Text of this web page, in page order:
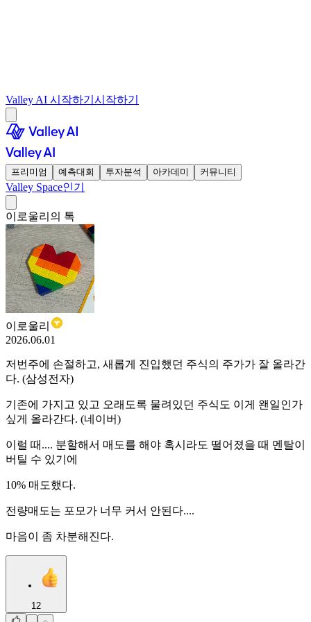
Valley AI 시작하기 시작하기
프리미엄 예측대회 투자분석 아카데미 커뮤니티
Valley Space인기
이로울리의 톡
이로울리
2026.06.01
저번주에 손절하고, 새롭게 진입했던 주식의 주가가 잘 올라간
다. (삼성전자)
기존에 가지고 있고 오래도록 물려있던 주식도 이게 왠일인가
싶게 올라간다. (네이버)
이럴 때.... 분할해서 매도를 해야 혹시라도 떨어졌을 때 멘탈이
버틸 수 있기에
10% 매도했다.
전량매도는 포모가 너무 커서 안된다....
마음이 좀 차분해진다.
12